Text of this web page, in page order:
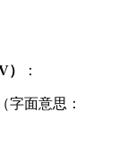
：
字面意思：